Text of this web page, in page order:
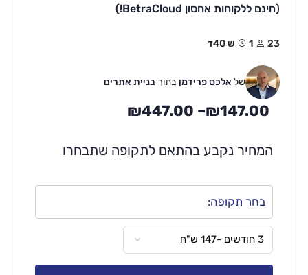
(חינם ללקוחות אחסון BetraCloud!)
23 1ש 40ד
של אלכס פרידמן בתוך בניית אתרים
₪147.00
–
₪447.00
המחיר נקבע בהתאם לתקופה שתבחרו
בחר תקופה: